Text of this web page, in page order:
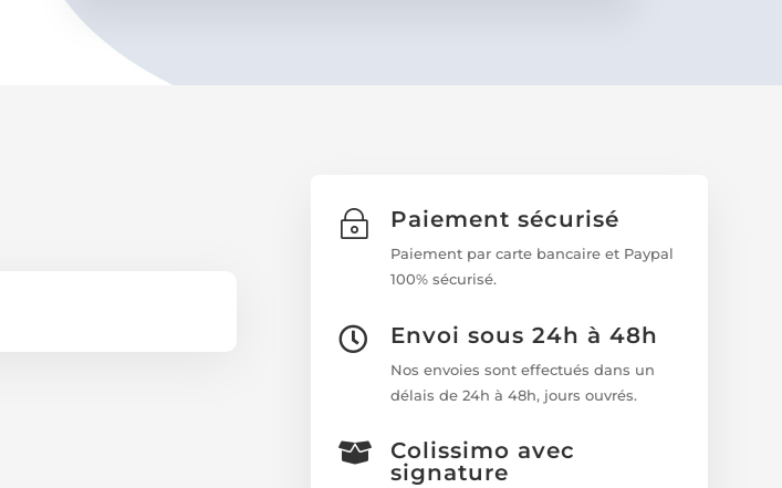
~ Paiement sécurisé
Paiement par carte bancaire et Paypal
100% sécurisé.
 Envoi sous 24h à 48h
Nos envoies sont effectués dans un
délais de 24h à 48h, jours ouvrés.

Colissimo avec
signature